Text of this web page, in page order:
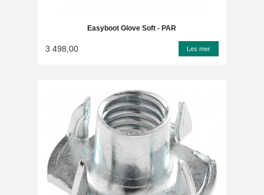
Easyboot Glove Soft - PAR
3 498,00 Les mer